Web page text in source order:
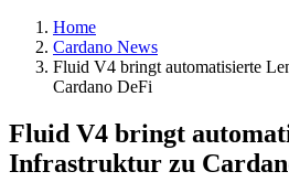
Home
Cardano News
Fluid V4 bringt automatisierte
Cardano DeFi
Fluid V4 bringt
Infrastruktur zu